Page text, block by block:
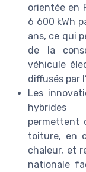
orientée en
6 600 kWh
ans, ce qui
de la
véhicule
diffusés par
Les
hybrides
permettent
toiture, en
chaleur, et
nationale